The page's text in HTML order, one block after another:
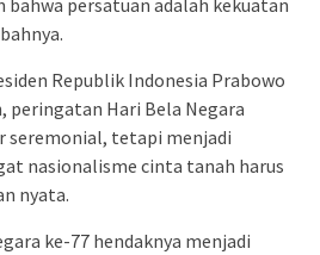
bahwa persatuan adalah kekuatan
Republik Indonesia Prabowo
peringatan Hari Bela Negara
seremonial, tetapi menjadi
nasionalisme cinta tanah harus
nyata.
ke-77 hendaknya menjadi